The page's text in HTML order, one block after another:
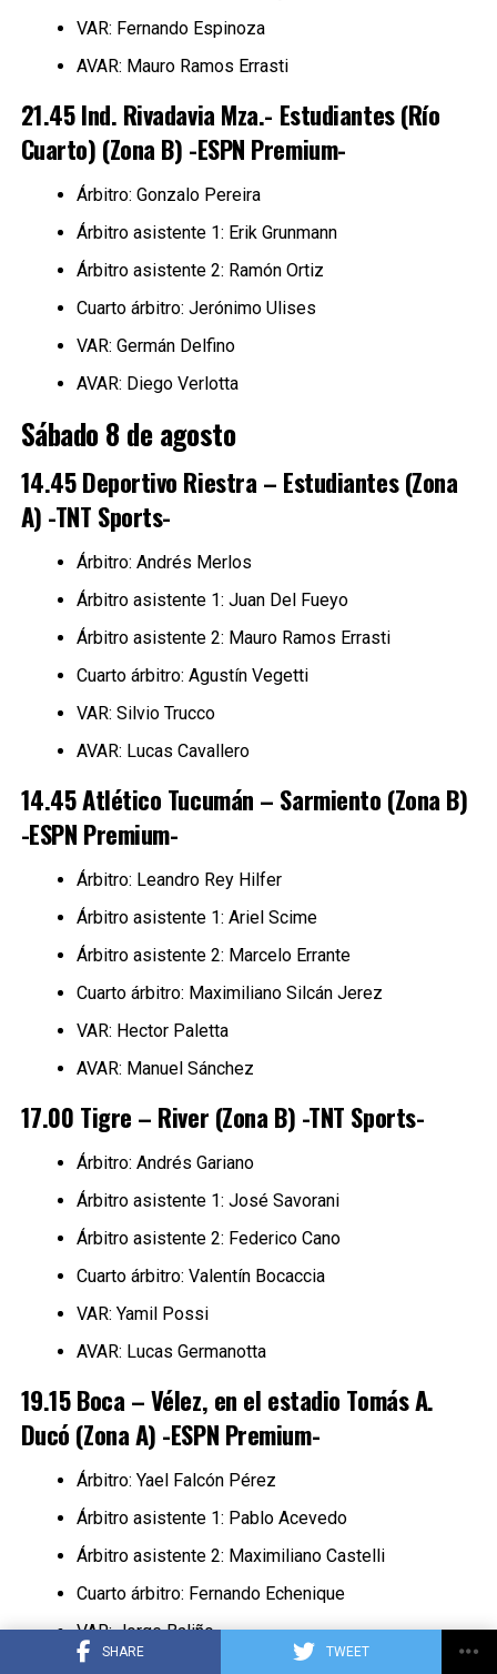
SHARE TWEET
VAR: Fernando Espinoza
AVAR: Mauro Ramos Errasti
21.45 Ind. Rivadavia Mza.- Estudiantes (Río
Cuarto) (Zona B) -ESPN Premium-
Árbitro: Gonzalo Pereira
Árbitro asistente 1: Erik Grunmann
Árbitro asistente 2: Ramón Ortiz
Cuarto árbitro: Jerónimo Ulises
VAR: Germán Delfino
AVAR: Diego Verlotta
Sábado 8 de agosto
14.45 Deportivo Riestra – Estudiantes (Zona
A) -TNT Sports-
Árbitro: Andrés Merlos
Árbitro asistente 1: Juan Del Fueyo
Árbitro asistente 2: Mauro Ramos Errasti
Cuarto árbitro: Agustín Vegetti
VAR: Silvio Trucco
AVAR: Lucas Cavallero
14.45 Atlético Tucumán – Sarmiento (Zona B)
-ESPN Premium-
Árbitro: Leandro Rey Hilfer
Árbitro asistente 1: Ariel Scime
Árbitro asistente 2: Marcelo Errante
Cuarto árbitro: Maximiliano Silcán Jerez
VAR: Hector Paletta
AVAR: Manuel Sánchez
17.00 Tigre – River (Zona B) -TNT Sports-
Árbitro: Andrés Gariano
Árbitro asistente 1: José Savorani
Árbitro asistente 2: Federico Cano
Cuarto árbitro: Valentín Bocaccia
VAR: Yamil Possi
AVAR: Lucas Germanotta
19.15 Boca – Vélez, en el estadio Tomás A.
Ducó (Zona A) -ESPN Premium-
Árbitro: Yael Falcón Pérez
Árbitro asistente 1: Pablo Acevedo
Árbitro asistente 2: Maximiliano Castelli
Cuarto árbitro: Fernando Echenique
VAR: Jorge Baliño
AVAR: Mariana De Almeida